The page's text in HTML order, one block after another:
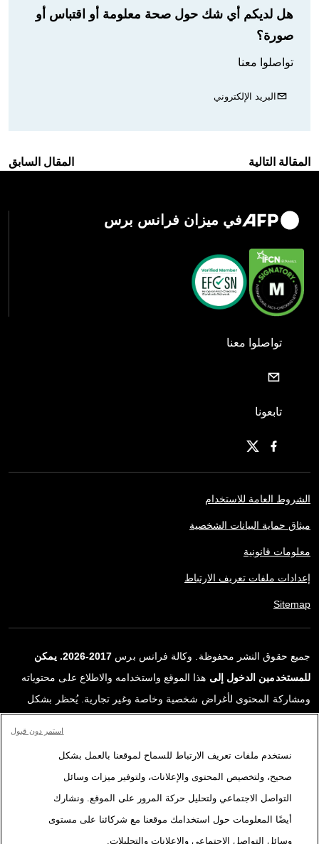
هل لديكم أي شك حول صحة معلومة أو اقتباس أو
صورة؟
تواصلوا معنا
البريد الإلكتروني
المقالة التالية المقال السابق
في ميزان فرانس برس
تواصلوا معنا
تابعونا
الشروط العامة للاستخدام
ميثاق حماية البيانات الشخصية
معلومات قانونية
إعدادات ملفات تعريف الارتباط
Sitemap
جميع حقوق النشر محفوظة. وكالة فرانس برس
2017-2026. يمكن
للمستخدمين الدخول إلى هذا الموقع واستخدامه والاطلاع على محتوياته
ومشاركة المحتوى لأغراض شخصية وخاصة وغير تجارية. يُحظر بشكل
ترخيص محددة موقعة مع وكالة فرانس برس. المواد والروابط الواردة في
التقارير، والتي لم تنتجها وكالة فرانس برس، مستخدمة فقط وبالقدر
اللازم كعناصر إثبات لمحتوى هذه التقارير. لم تحصل فرانس برس على أي
حقوق من المؤلفين أو مالكي حقوق النشر لهذا المحتوى ولا تتحمّل أي
نستخدم ملفات تعريف الارتباط للسماح لموقعنا بالعمل بشكل
صحيح، ولتخصيص المحتوى والإعلانات، ولتوفير ميزات وسائل
التواصل الاجتماعي ولتحليل حركة المرور على الموقع. ونشارك
أيضًا المعلومات حول استخدامك موقعنا مع شركائنا على مستوى
وسائل التواصل الاجتماعي والإعلانات والتحليلات.
استمر دون قبول